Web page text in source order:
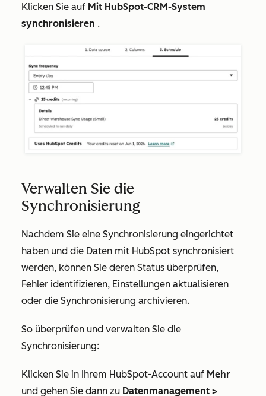
Klicken Sie auf Mit HubSpot-CRM-System
synchronisieren .
Verwalten Sie die
Synchronisierung
Nachdem Sie eine Synchronisierung eingerichtet
haben und die Daten mit HubSpot synchronisiert
werden, können Sie deren Status überprüfen,
Fehler identifizieren, Einstellungen aktualisieren
oder die Synchronisierung archivieren.
So überprüfen und verwalten Sie die
Synchronisierung:
Klicken Sie in Ihrem HubSpot-Account auf Mehr
und gehen Sie dann zu Datenmanagement >